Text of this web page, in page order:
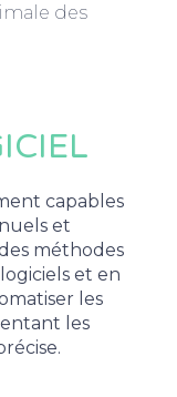
des
capables
et
méthodes
et en
les
les